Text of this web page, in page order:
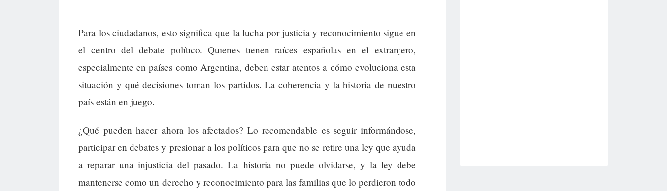
Para los ciudadanos, esto significa que la lucha por justicia y reconocimiento sigue en
el centro del debate político. Quienes tienen raíces españolas en el extranjero,
especialmente en países como Argentina, deben estar atentos a cómo evoluciona esta
situación y qué decisiones toman los partidos. La coherencia y la historia de nuestro
país están en juego.
¿Qué pueden hacer ahora los afectados? Lo recomendable es seguir informándose,
participar en debates y presionar a los políticos para que no se retire una ley que ayuda
a reparar una injusticia del pasado. La historia no puede olvidarse, y la ley debe
mantenerse como un derecho y reconocimiento para las familias que lo perdieron todo